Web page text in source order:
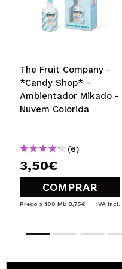
The Fruit Company -
*Candy Shop* -
Ambientador Mikado -
Nuvem Colorida
(6)
3,50€
COMPRAR
Preço x 100 Ml: 8,75€ IVA Incl.